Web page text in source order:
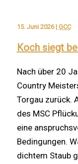
15. Juni 2026| GCC
Koch siegt
Nach über 20
Country
Torgau zurück.
des MSC
eine
Bedingungen.
dichtem Staub